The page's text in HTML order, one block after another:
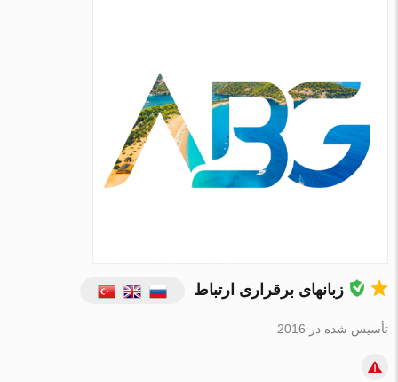
زبانهای برقراری ارتباط
تأسیس شده در 2016